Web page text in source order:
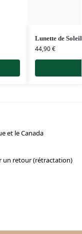
Lunette de
44,90€
et le Canada
un retour (rétractation)